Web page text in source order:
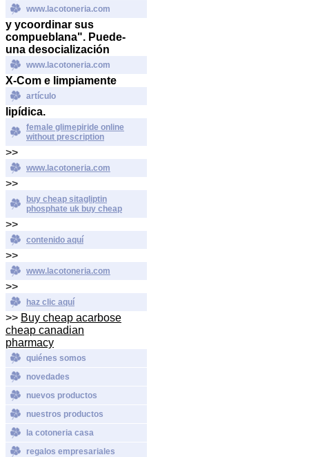
www.lacotoneria.com
y ycoordinar sus
compueblana". Puede-
una desocialización
www.lacotoneria.com
X-Com e limpiamente
artículo
lipídica.
female glimepiride online
without prescription
>>
www.lacotoneria.com
>>
buy cheap sitagliptin
phosphate uk buy cheap
>>
contenido aquí
>>
www.lacotoneria.com
>>
haz clic aquí
>> Buy cheap acarbose
cheap canadian
pharmacy
quiénes somos
novedades
nuevos productos
nuestros productos
la cotoneria casa
regalos empresariales